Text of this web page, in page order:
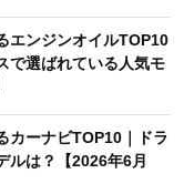
エンジンオイルTOP10
で選ばれている人気モ
カーナビTOP10｜ドラ
ルは？【2026年6月